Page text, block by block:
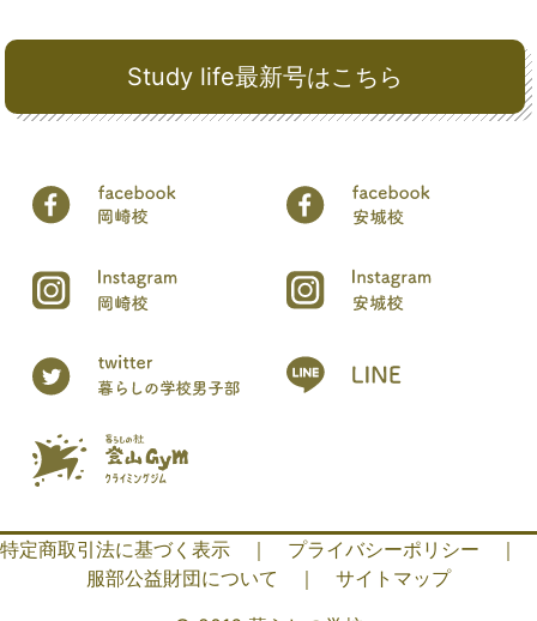
Study life最新号はこちら
特定商取引法に基づく表示 ｜ プライバシーポリシー
｜
服部公益財団について
｜
サイトマップ